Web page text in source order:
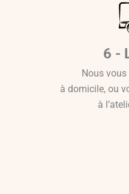
6 -
Nous
à domicile, ou
à